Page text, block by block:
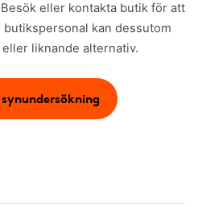
eller kontakta butik för att
butikspersonal kan dessutom
liknande alternativ.